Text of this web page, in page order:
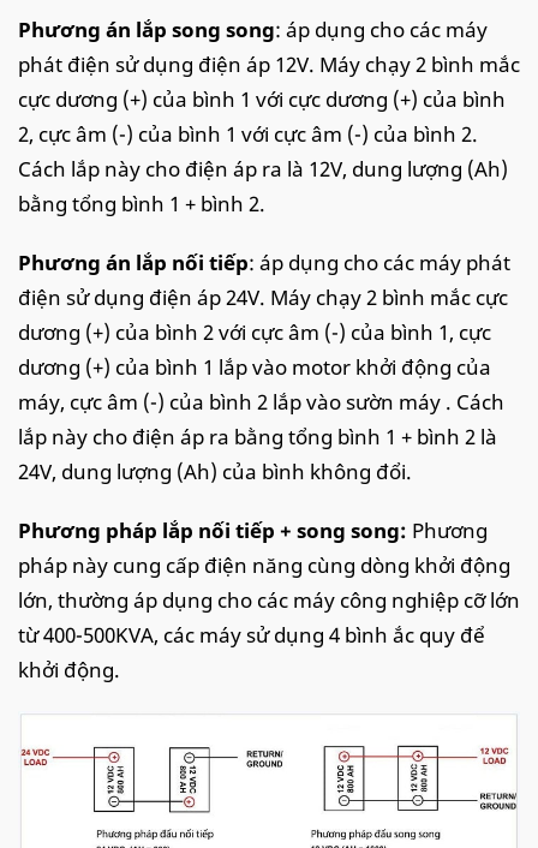
Phương án lắp song song: áp dụng cho các máy
phát điện sử dụng điện áp 12V. Máy chạy 2 bình mắc
cực dương (+) của bình 1 với cực dương (+) của bình
2, cực âm (-) của bình 1 với cực âm (-) của bình 2.
Cách lắp này cho điện áp ra là 12V, dung lượng (Ah)
bằng tổng bình 1 + bình 2.
Phương án lắp nối tiếp: áp dụng cho các máy phát
điện sử dụng điện áp 24V. Máy chạy 2 bình mắc cực
dương (+) của bình 2 với cực âm (-) của bình 1, cực
dương (+) của bình 1 lắp vào motor khởi động của
máy, cực âm (-) của bình 2 lắp vào sườn máy . Cách
lắp này cho điện áp ra bằng tổng bình 1 + bình 2 là
24V, dung lượng (Ah) của bình không đổi.
Phương pháp lắp nối tiếp + song song: Phương
pháp này cung cấp điện năng cùng dòng khởi động
lớn, thường áp dụng cho các máy công nghiệp cỡ lớn
từ 400-500KVA, các máy sử dụng 4 bình ắc quy để
khởi động.